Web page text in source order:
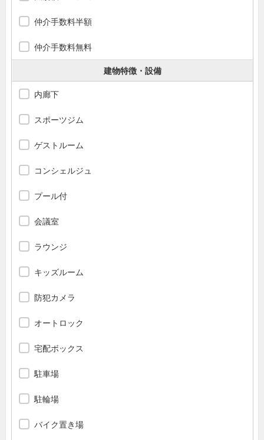
仲介手数料半額
仲介手数料無料
建物特徴・設備
内廊下
スポーツジム
ゲストルーム
コンシェルジュ
プール付
会議室
ラウンジ
キッズルーム
防犯カメラ
オートロック
宅配ボックス
駐車場
駐輪場
バイク置き場